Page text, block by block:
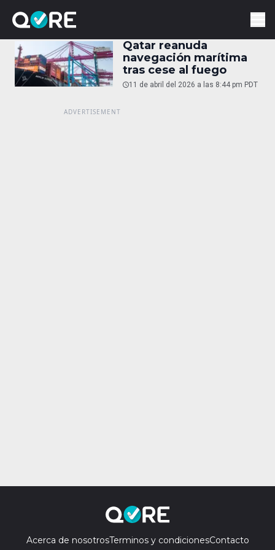
Qatar reanuda
navegación marítima
tras cese al fuego
11 de abril del 2026 a las 8:44 pm PDT
Acerca de nosotrosTerminos y condicionesContacto